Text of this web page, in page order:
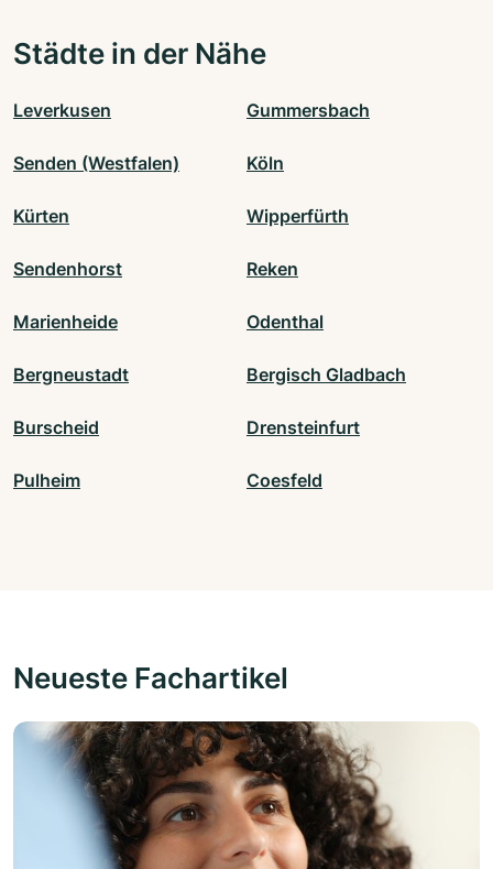
Städte in der Nähe
Leverkusen Gummersbach
Senden (Westfalen) Köln
Kürten Wipperfürth
Sendenhorst Reken
Marienheide Odenthal
Bergneustadt Bergisch Gladbach
Burscheid Drensteinfurt
Pulheim Coesfeld
Neueste Fachartikel